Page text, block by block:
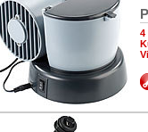
4